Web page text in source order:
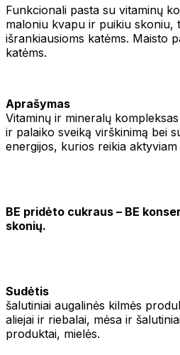
Funkcionali pasta su vitaminų
maloniu kvapu ir puikiu skoniu,
išrankiausioms katėms. Maisto
katėms.
Aprašymas
Vitaminų ir mineralų
ir palaiko sveiką virškinimą bei
energijos, kurios reikia
BE pridėto cukraus – BE
skonių.
Sudėtis
šalutiniai augalinės kilmės
aliejai ir riebalai, mėsa ir
produktai, mielės.